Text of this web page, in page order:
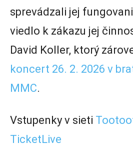
sprevádzali jej
viedlo k zákazu jej
David Koller, ktorý
koncert 26. 2. 2026 v
MMC.
Vstupenky v sieti
TicketLive